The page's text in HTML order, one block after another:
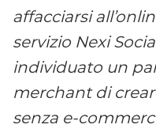
affacciarsi
servizio Nexi
individuato un
merchant di
senza e-